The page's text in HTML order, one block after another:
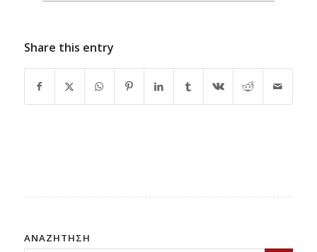
Share this entry
ΑΝΑΖΗΤΗΣΗ